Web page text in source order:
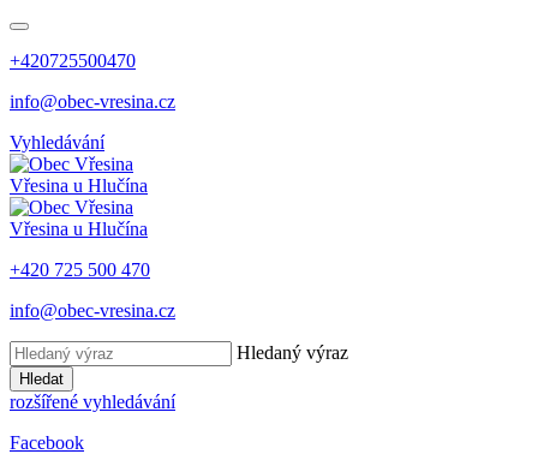
+420725500470
info@obec-vresina.cz
Vyhledávání
Vřesina u Hlučína
Vřesina u Hlučína
+420 725 500 470
info@obec-vresina.cz
Hledaný výraz
Hledat
rozšířené vyhledávání
Facebook